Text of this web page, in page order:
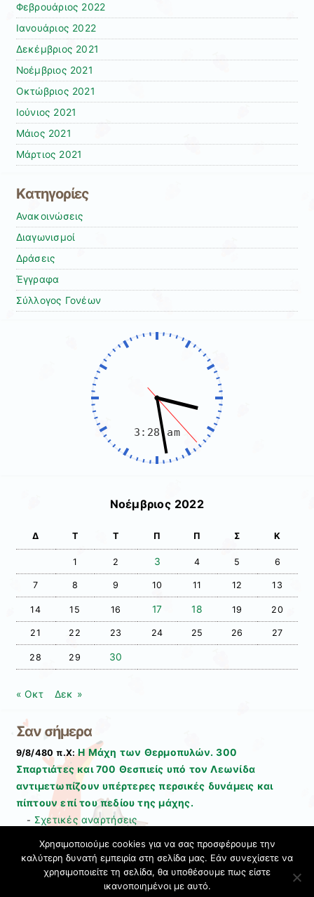
Φεβρουάριος 2022
Ιανουάριος 2022
Δεκέμβριος 2021
Νοέμβριος 2021
Οκτώβριος 2021
Ιούνιος 2021
Μάιος 2021
Μάρτιος 2021
Kατηγορίες
Ανακοινώσεις
Διαγωνισμοί
Δράσεις
Έγγραφα
Σύλλογος Γονέων
Νοέμβριος 2022
Δ Τ Τ Π Π Σ Κ
1 2 3 4 5 6
7 8 9 10 11 12 13
14 15 16 17 18 19 20
21 22 23 24 25 26 27
28 29 30
« Οκτ Δεκ »
Σαν σήμερα
9/8/480 π.Χ:Η Μάχη των Θερμοπυλών. 300
Σπαρτιάτες και 700 Θεσπιείς υπό τον Λεωνίδα
αντιμετωπίζουν υπέρτερες περσικές δυνάμεις και
πίπτουν επί του πεδίου της μάχης.
- Σχετικές αναρτήσεις
Άδεια Creative Commons
Χρησιμοποιούμε cookies για να σας προσφέρουμε την
καλύτερη δυνατή εμπειρία στη σελίδα μας. Εάν συνεχίσετε να
χρησιμοποιείτε τη σελίδα, θα υποθέσουμε πως είστε
ικανοποιημένοι με αυτό.